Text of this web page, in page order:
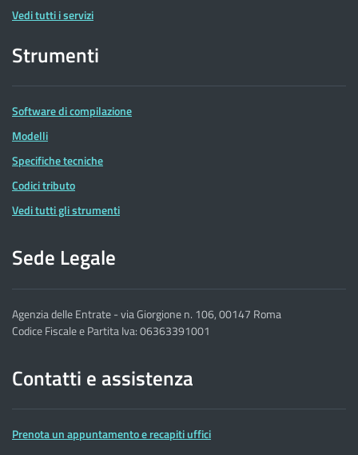
Vedi tutti i servizi
Strumenti
Software di compilazione
Modelli
Specifiche tecniche
Codici tributo
Vedi tutti gli strumenti
Sede Legale
Agenzia delle Entrate - via Giorgione n. 106, 00147 Roma
Codice Fiscale e Partita Iva: 06363391001
Contatti e assistenza
Prenota un appuntamento e recapiti uffici